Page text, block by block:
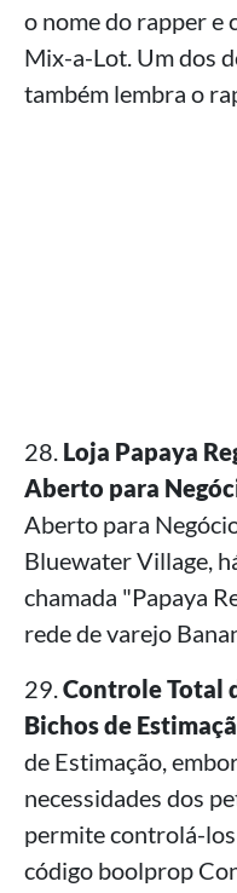
o nome do rapper e
Mix-a-Lot. Um dos
também lembra o
28. Loja Papaya
Aberto para
Aberto para
Bluewater Village,
chamada "Papaya
rede de varejo
29. Controle Total
Bichos de
de Estimação,
necessidades dos
permite controlá-
código boolprop